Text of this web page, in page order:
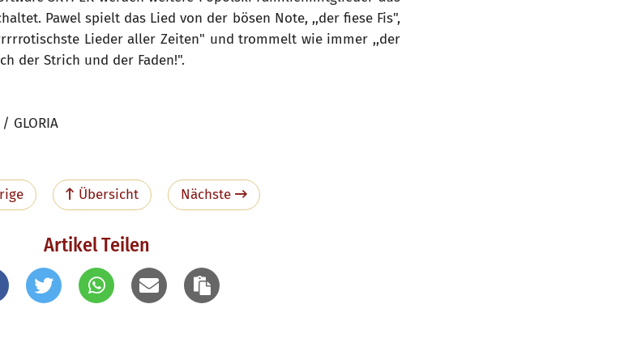
Pawel spielt das Lied von der bösen Note, ,,der fiese Fis",
Lieder aller Zeiten" und trommelt wie immer ,,der
der Strich und der Faden!".
GLORIA
Übersicht Nächste
Artikel Teilen